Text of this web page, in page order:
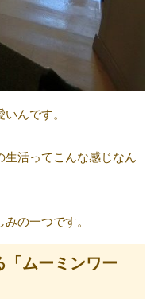
んです。
活ってこんな感じなん
の一つです。
「ムーミンワー